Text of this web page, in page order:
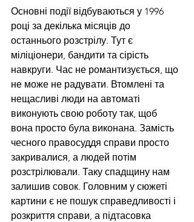
Основні події відбуваються у 1996
році за декілька місяців до
останнього розстрілу. Тут є
міліціонери, бандити та сірість
навкруги. Час не романтизується, що
не може не радувати. Втомлені та
нещасливі люди на автоматі
виконують свою роботу так, щоб
вона просто була виконана. Замість
чесного правосуддя справи просто
закривалися, а людей потім
розстрілювали. Таку спадщину нам
залишив совок. Головним у сюжеті
картини є не пошук справедливості і
розкриття справи, а підтасовка